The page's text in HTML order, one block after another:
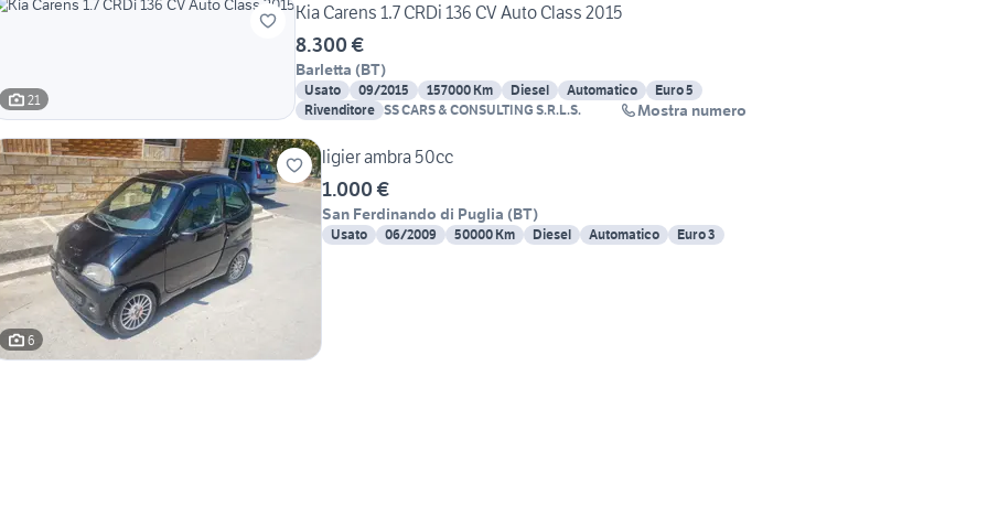
21
Kia Carens 1.7 CRDi 136 CV Auto Class 2015
8.300 €
Barletta (BT)
Usato 09/2015 157000 Km Diesel Automatico
Euro 5
Rivenditore SS CARS & CONSULTING S.R.L.S. Mostra numero
6
ligier ambra 50cc
1.000 €
San Ferdinando di Puglia (BT)
Usato 06/2009 50000 Km Diesel Automatico Euro 3